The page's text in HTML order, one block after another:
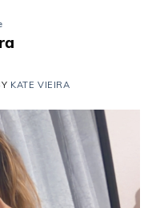
KATE VIEIRA